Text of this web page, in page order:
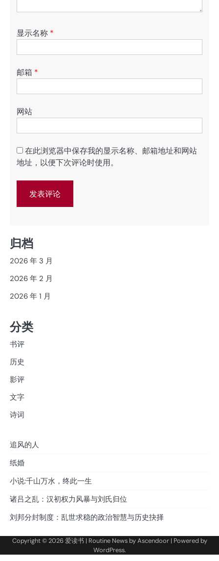
显示名称 *
邮箱 *
网站
在此浏览器中保存我的显示名称、邮箱地址和网站
地址，以便下次评论时使用。
归档
2026 年 3 月
2026 年 2 月
2026 年 1 月
分类
书评
历史
影评
文字
诗词
追风的人
纸婚
小说:千山万水，终此一生
诸吕之乱：汉初权力风暴与刘氏归位
刘邦分封制度：乱世求稳的政治智慧与历史抉择
Copyright © 2026爱读书 | Routine News byAscendoor| Powered by
WordPress.